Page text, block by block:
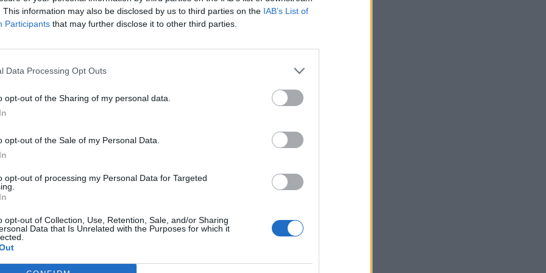
This information may also be disclosed by us to third parties on the IAB’s List of
Participants that may further disclose it to other third parties.
Data Processing Opt Outs
opt-out of the Sharing of my personal data.
opt-out of the Sale of my Personal Data.
opt-out of processing my Personal Data for Targeted
opt-out of Collection, Use, Retention, Sale, and/or Sharing
Data that Is Unrelated with the Purposes for which it
e intuitive grazie al sistema TOS 4.2. L’ultima versione di TOS 4.2 ha
migliorati e nuove funzionalità tra cui supporto per server Web,
È possibile eseguire facilmente il backup dei dati da Mac, PC
L’applicazione di backup supporta la deduplicazione dei dati e
Il NAS F8-422 supporta anche il backup di Time Machine,
avanzati e servizi
Android e iOS, così come i servizi file SMB / CIFS, NFS, AFP, FTP /
NFS e iSCSI. Sono supportati entrambi i file system EXT 4 e Btrfs. Btrfs
per prevenire la perdita di dati e ridurre i costi di manutenzione, oltre
efficienti.
gratuite per backup, sicurezza, commercio, multimedia e